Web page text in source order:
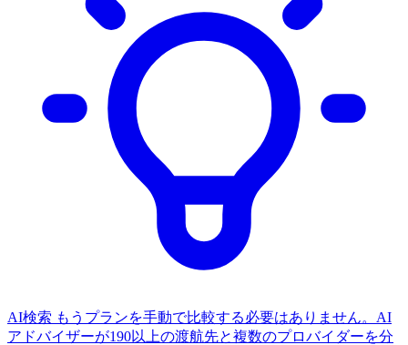
AI検索 もうプランを手動で比較する必要はありません。AI
アドバイザーが190以上の渡航先と複数のプロバイダーを分